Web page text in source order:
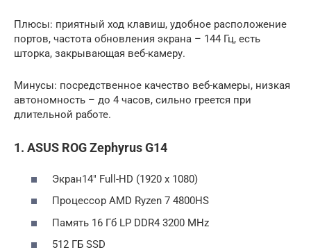
Плюсы: приятный ход клавиш, удобное расположение
портов, частота обновления экрана – 144 Гц, есть
шторка, закрывающая веб-камеру.
Минусы: посредственное качество веб-камеры, низкая
автономность – до 4 часов, сильно греется при
длительной работе.
1. ASUS ROG Zephyrus G14
Экран14″ Full-HD (1920 x 1080)
Процессор AMD Ryzen 7 4800HS
Память 16 Гб LP DDR4 3200 MHz
512 ГБ SSD